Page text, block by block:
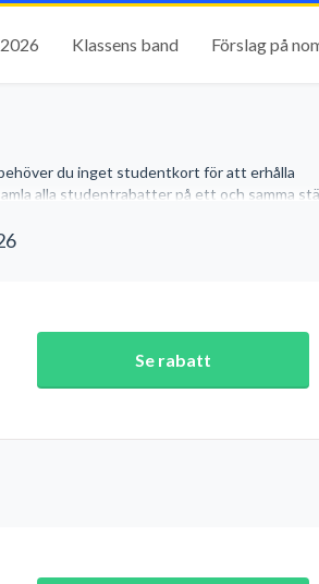
Klassens band Förslag på
du inget studentkort för att erhålla
alla studentrabatter på ett och samma
Se rabatt